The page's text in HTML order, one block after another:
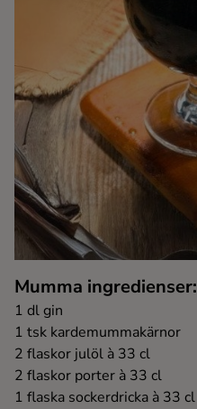
Rom
Tequila
Vodka
Whisky
Ingredienser
Mumma ingredienser:
1 dl gin
1 tsk kardemummakärnor
2 flaskor julöl à 33 cl
2 flaskor porter à 33 cl
1 flaska sockerdricka à 33 cl